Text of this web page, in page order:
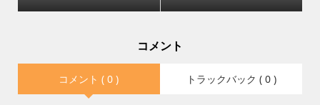
コメント
コメント ( 0 ) トラックバック ( 0 )